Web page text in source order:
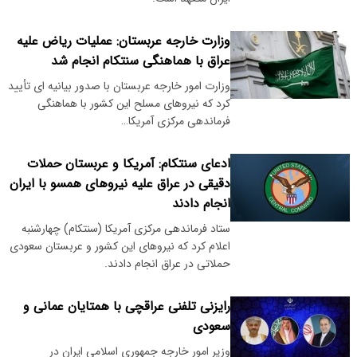
وزارت خارجه عربستان: عملیات ریاض علیه
عراق با هماهنگی سنتکام انجام شد
وزارت امور خارجه عربستان با صدور بیانیه‌ ای تأیید
کرد که نیروهای مسلح این کشور با هماهنگی
فرماندهی مرکزی آمریکا…
ادعای سنتکام: آمریکا و عربستان حملات
دقیقی در عراق علیه نیروهای همسو با ایران
انجام دادند
ستاد فرماندهی مرکزی آمریکا (سنتکام) چهارشنبه
اعلام کرد که نیروهای این کشور و عربستان سعودی
حملاتی در عراق انجام دادند.
رایزنی تلفنی عراقچی با همتایان عمانی و
سعودی
وزیر امور خارجه جمهوری اسلامی ایران در